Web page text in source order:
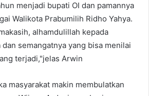
menjadi bupati OI dan pamannya
Walikota Prabumilih Ridho Yahya.
alhamdulillah kepada
dan semangatnya yang bisa menilai
terjadi,"jelas Arwin
masyarakat makin membulatkan